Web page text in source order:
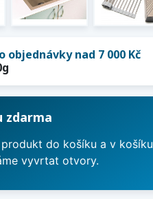
objednávky nad 7 000 Kč
zdarma
do košíku a v košíku
vyvrtat otvory.